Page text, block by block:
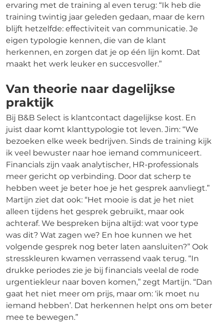
ervaring met de training al even terug: “Ik heb die
training twintig jaar geleden gedaan, maar de kern
blijft hetzelfde: effectiviteit van communicatie. Je
eigen typologie kennen, die van de klant
herkennen, en zorgen dat je op één lijn komt. Dat
maakt het werk leuker en succesvoller.”
Van theorie naar dagelijkse
praktijk
Bij B&B Select is klantcontact dagelijkse kost. En
juist daar komt klanttypologie tot leven. Jim: “We
bezoeken elke week bedrijven. Sinds de training kijk
ik veel bewuster naar hoe iemand communiceert.
Financials zijn vaak analytischer, HR-professionals
meer gericht op verbinding. Door dat scherp te
hebben weet je beter hoe je het gesprek aanvliegt.”
Martijn ziet dat ook: “Het mooie is dat je het niet
alleen tijdens het gesprek gebruikt, maar ook
achteraf. We bespreken bijna altijd: wat voor type
was dit? Wat zagen we? En hoe kunnen we het
volgende gesprek nog beter laten aansluiten?” Ook
stresskleuren kwamen verrassend vaak terug. “In
drukke periodes zie je bij financials veelal de rode
urgentiekleur naar boven komen,” zegt Martijn. “Dan
gaat het niet meer om prijs, maar om: ‘ik moet nu
iemand hebben’. Dat herkennen helpt ons om beter
mee te bewegen.”